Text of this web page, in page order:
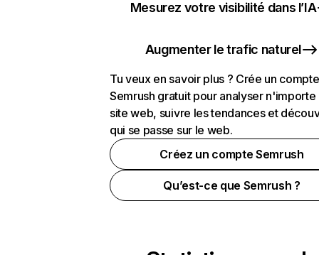
Mesurez votre visibilité dans l’IA
Augmenter le trafic naturel
Tu veux en savoir plus ? Crée un compte
Semrush gratuit pour analyser n'importe
site web, suivre les tendances et
qui se passe sur le web.
Créez un compte Semrush
Qu’est-ce que Semrush ?